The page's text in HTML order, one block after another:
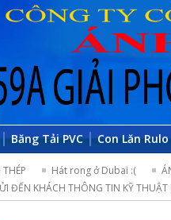
Băng Tải PVC Con Lăn Rulo
Hát rong ở Dubai :(
ĐẾN KHÁCH THÔNG TIN KỸ THUẬT